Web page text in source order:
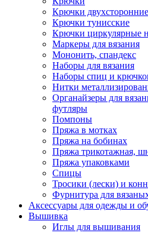
Крючки двухсторонние
Крючки тунисские
Крючки циркулярные
Маркеры для вязания
Мононить, спандекс
Наборы для вязания
Наборы спиц и
Нитки
Органайзеры для
футляры
Помпоны
Пряжа в мотках
Пряжа на бобинах
Пряжа трикотажная,
Пряжа упаковками
Спицы
Тросики (лески) и
Фурнитура для
Аксессуары для одежды и
Вышивка
Иглы для вышивания